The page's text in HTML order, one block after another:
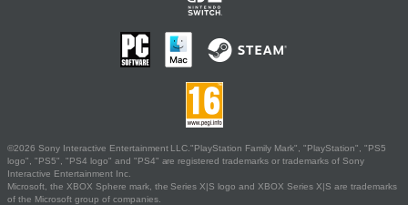
©2026 Sony Interactive Entertainment LLC."PlayStation Family Mark", "PlayStation", "PS5
logo", "PS5", "PS4 logo" and "PS4" are registered trademarks or trademarks of Sony
Interactive Entertainment Inc.
Microsoft, the XBOX Sphere mark, the Series X|S logo and XBOX Series X|S are trademarks
of the Microsoft group of companies.